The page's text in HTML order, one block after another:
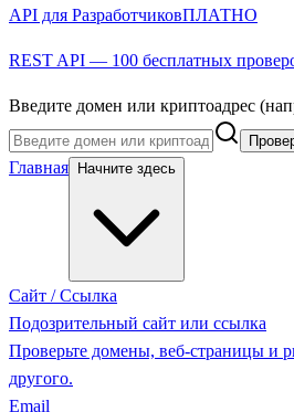
API для РазработчиковПЛАТНО
REST API — 100 бесплатных
Введите домен или криптоадрес
Главная Начните здесь
Сайт / Ссылка
Подозрительный сайт или ссылка
Проверьте домены, веб-страницы и
другого.
Email